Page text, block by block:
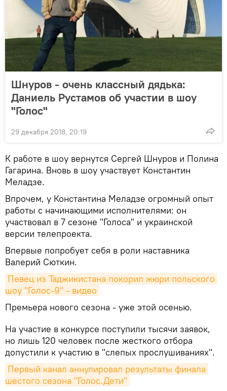
Шнуров - очень классный дядька:
Даниель Рустамов об участии в шоу
"Голос"
29 декабря 2018, 20:19
К работе в шоу вернутся Сергей Шнуров и Полина
Гагарина. Вновь в шоу участвует Константин
Меладзе.
Впрочем, у Константина Меладзе огромный опыт
работы с начинающими исполнителями: он
участвовал в 7 сезоне "Голоса" и украинской
версии телепроекта.
Впервые попробует себя в роли наставника
Валерий Сюткин.
Певец из Таджикистана покорил жюри польского
шоу "Голос-9" - видео
Премьера нового сезона - уже этой осенью.
На участие в конкурсе поступили тысячи заявок,
но лишь 120 человек после жесткого отбора
допустили к участию в "слепых прослушиваниях".
Первый канал аннулировал результаты финала
шестого сезона "Голос.Дети"